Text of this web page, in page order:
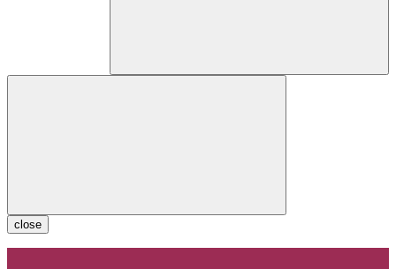
close